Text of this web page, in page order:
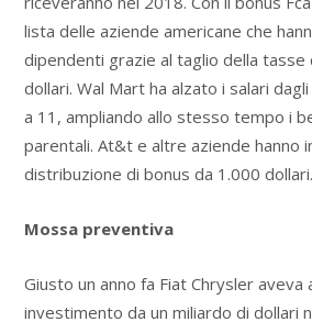
lista delle aziende americane che
dipendenti grazie al taglio della tasse
dollari. Wal Mart ha alzato i salari
a 11, ampliando allo stesso tempo i
parentali. At&t e altre aziende hanno
distribuzione di bonus da 1.000 dollari.
Mossa preventiva
Giusto un anno fa Fiat Chrysler aveva
investimento da un miliardo di dollari